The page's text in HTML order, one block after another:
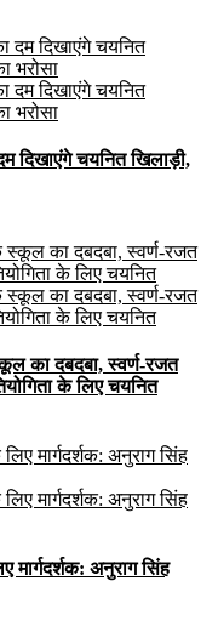
दिखाएंगे चयनित खिलाड़ी,
का दबदबा, स्वर्ण-रजत
के लिए चयनित
मार्गदर्शक: अनुराग सिंह